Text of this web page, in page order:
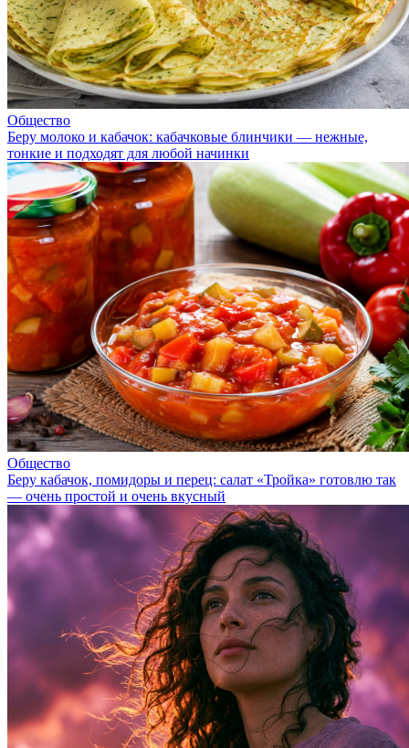
Общество
Беру молоко и кабачок: кабачковые блинчики — нежные,
тонкие и подходят для любой начинки
Общество
Беру кабачок, помидоры и перец: салат «Тройка» готовлю так
— очень простой и очень вкусный